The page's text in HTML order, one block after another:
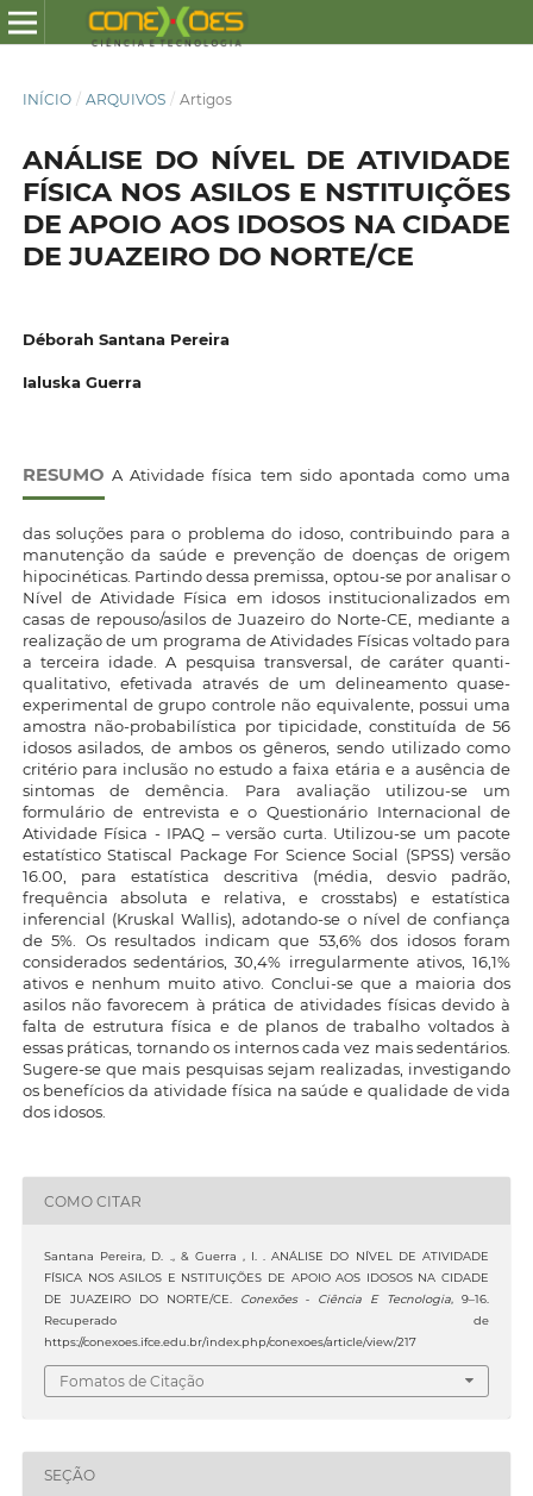
INÍCIO / ARQUIVOS / Artigos
ANÁLISE DO NÍVEL DE ATIVIDADE
FÍSICA NOS ASILOS E NSTITUIÇÕES
DE APOIO AOS IDOSOS NA CIDADE
DE JUAZEIRO DO NORTE/CE
Déborah Santana Pereira
Ialuska Guerra
RESUMO A Atividade física tem sido apontada como uma
das soluções para o problema do idoso, contribuindo para a
manutenção da saúde e prevenção de doenças de origem
hipocinéticas. Partindo dessa premissa, optou-se por analisar o
Nível de Atividade Física em idosos institucionalizados em
casas de repouso/asilos de Juazeiro do Norte-CE, mediante a
realização de um programa de Atividades Físicas voltado para
a terceira idade. A pesquisa transversal, de caráter quanti-
qualitativo, efetivada através de um delineamento quase-
experimental de grupo controle não equivalente, possui uma
amostra não-probabilística por tipicidade, constituída de 56
idosos asilados, de ambos os gêneros, sendo utilizado como
critério para inclusão no estudo a faixa etária e a ausência de
sintomas de demência. Para avaliação utilizou-se um
formulário de entrevista e o Questionário Internacional de
Atividade Física - IPAQ – versão curta. Utilizou-se um pacote
estatístico Statiscal Package For Science Social (SPSS) versão
16.00, para estatística descritiva (média, desvio padrão,
frequência absoluta e relativa, e crosstabs) e estatística
inferencial (Kruskal Wallis), adotando-se o nível de confiança
de 5%. Os resultados indicam que 53,6% dos idosos foram
considerados sedentários, 30,4% irregularmente ativos, 16,1%
ativos e nenhum muito ativo. Conclui-se que a maioria dos
asilos não favorecem à prática de atividades físicas devido à
falta de estrutura física e de planos de trabalho voltados à
essas práticas, tornando os internos cada vez mais sedentários.
Sugere-se que mais pesquisas sejam realizadas, investigando
os benefícios da atividade física na saúde e qualidade de vida
dos idosos.
COMO CITAR
Santana Pereira, D. ., & Guerra , I. . ANÁLISE DO NÍVEL DE ATIVIDADE
FÍSICA NOS ASILOS E NSTITUIÇÕES DE APOIO AOS IDOSOS NA CIDADE
DE JUAZEIRO DO NORTE/CE.
Conexões - Ciência E Tecnologia, 9–16.
Recuperado de
https://conexoes.ifce.edu.br/index.php/conexoes/article/view/217
Fomatos de Citação
SEÇÃO